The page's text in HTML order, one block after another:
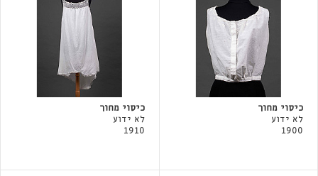
כיסוי מחוך
לא ידוע
1900
כיסוי מחוך
לא ידוע
1910